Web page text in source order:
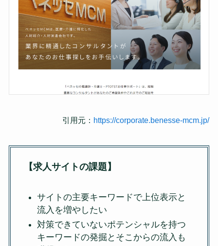
引用元： https://corporate.benesse-mcm.jp/
【求人サイトの課題】
サイトの主要キーワードで上位表示と
流入を増やしたい
対策できていないポテンシャルを持つ
キーワードの発掘とそこからの流入も